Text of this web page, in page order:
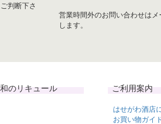
判断下さ
営業時間外のお問い合わせは
します。
のリキュール ご利用案内
はせがわ酒店
お買い物ガイ